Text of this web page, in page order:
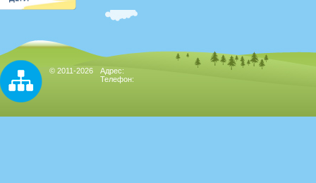
© 2011-2026
Адрес:
Телефон: